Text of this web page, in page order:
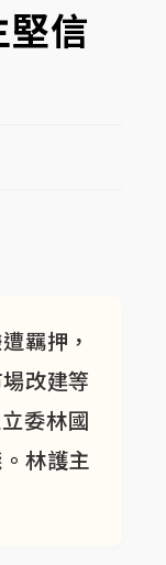
信
羈押，
改建等
委林國
林護主